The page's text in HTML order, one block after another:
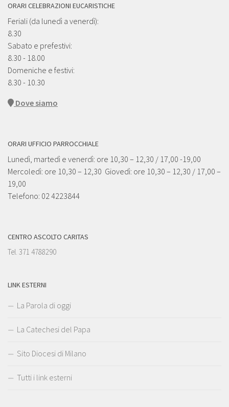
ORARI CELEBRAZIONI EUCARISTICHE
Feriali (da lunedì a venerdì):
8.30
Sabato e prefestivi:
8.30 - 18.00
Domeniche e festivi:
8.30 - 10.30
Dove siamo
ORARI UFFICIO PARROCCHIALE
Lunedì, martedì e venerdì: ore 10,30 – 12,30 / 17,00 -19,00
Mercoledì: ore 10,30 – 12,30 Giovedì: ore 10,30 – 12,30 / 17,00 –
19,00
Telefono: 02 4223844
CENTRO ASCOLTO CARITAS
Tel. 371 4788290
LINK ESTERNI
La Parola di oggi
La Catechesi del Papa
Sito Diocesi di Milano
Tutti i link esterni